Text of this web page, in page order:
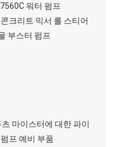
워터 펌프
크리트 믹서 롤 스티어
부스터 펌프
마이스터에 대한 파이
프 예비 부품